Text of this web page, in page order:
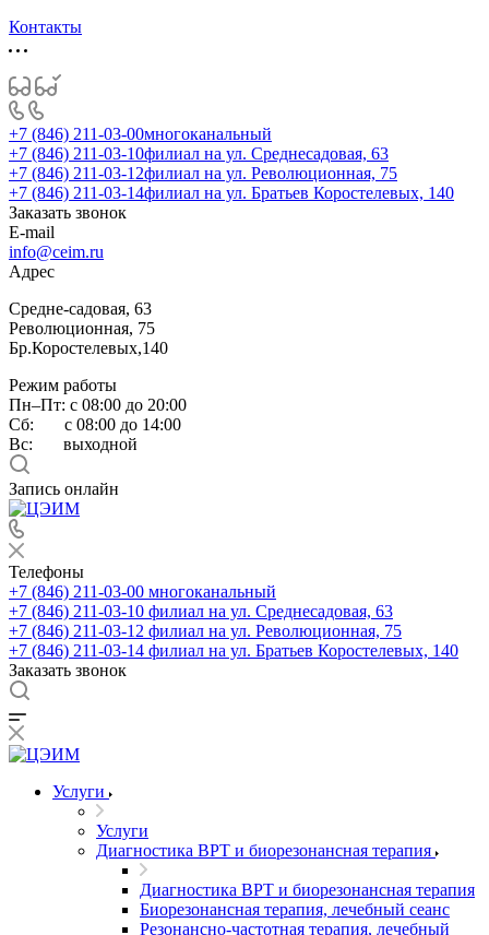
Контакты
+7 (846) 211-03-00многоканальный
+7 (846) 211-03-10филиал на ул. Среднесадовая, 63
+7 (846) 211-03-12филиал на ул. Революционная, 75
+7 (846) 211-03-14филиал на ул. Братьев Коростелевых, 140
Заказать звонок
E-mail
info@ceim.ru
Адрес
Средне-садовая, 63
Революционная, 75
Бр.Коростелевых,140
Режим работы
Пн–Пт: с 08:00 до 20:00
Сб: с 08:00 до 14:00
Вс: выходной
Запись онлайн
Телефоны
+7 (846) 211-03-00 многоканальный
+7 (846) 211-03-10 филиал на ул. Среднесадовая, 63
+7 (846) 211-03-12 филиал на ул. Революционная, 75
+7 (846) 211-03-14 филиал на ул. Братьев Коростелевых, 140
Заказать звонок
Услуги
Услуги
Диагностика ВРТ и биорезонансная терапия
Диагностика ВРТ и биорезонансная терапия
Биорезонансная терапия, лечебный сеанс
Резонансно-частотная терапия, лечебный